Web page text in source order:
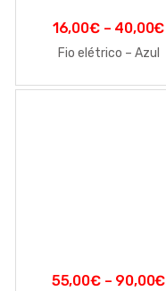
16,00€– 40,00€
Fio elétrico – Azul
55,00€– 90,00€